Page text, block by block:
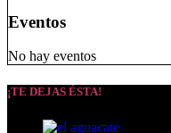
Eventos
No hay eventos
¡TE DEJAS ÉSTA!